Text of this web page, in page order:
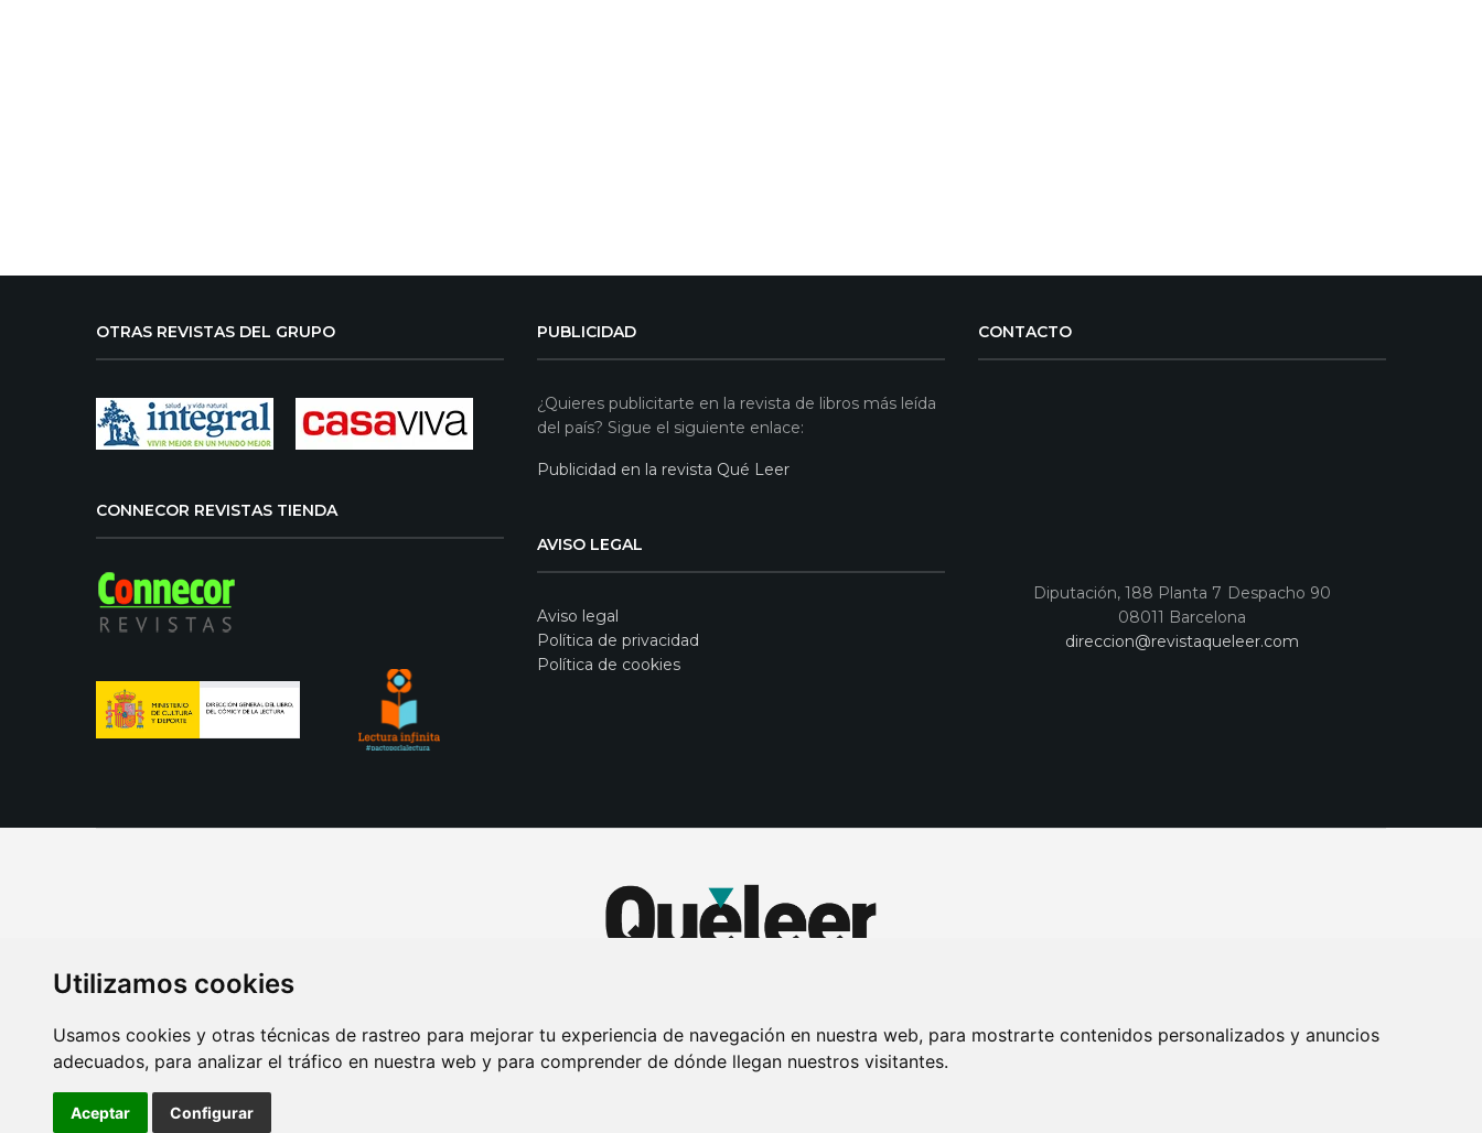
Utilizamos cookies
Usamos cookies y otras técnicas de rastreo para mejorar tu experiencia de navegación en nuestra web, para mostrarte contenidos personalizados y anuncios
adecuados, para analizar el tráfico en nuestra web y para comprender de dónde llegan nuestros visitantes.
Aceptar Configurar
OTRAS REVISTAS DEL GRUPO
CONNECOR REVISTAS TIENDA
PUBLICIDAD
¿Quieres publicitarte en la revista de libros más leída
del país? Sigue el siguiente enlace:
Publicidad en la revista Qué Leer
AVISO LEGAL
Aviso legal
Política de privacidad
Política de cookies
CONTACTO
Diputación, 188 Planta 7 Despacho 90
08011 Barcelona
direccion@revistaqueleer.com
AVISO LEGAL POLITICA DE COOKIES POLITICA DE PRIVACIDAD PUBLICIDAD EN LA REVISTA QUÉ LEER SORTEO-PREESTRENOS